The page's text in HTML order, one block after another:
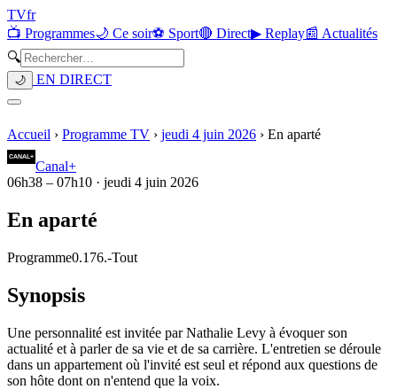
TVfr
📺 Programmes🌙 Ce soir⚽ Sport🔴 Direct▶ Replay📰 Actualités
🔍
🌙 EN DIRECT
Accueil › Programme TV › jeudi 4 juin 2026 › En aparté
Canal+
06h38 – 07h10 · jeudi 4 juin 2026
En aparté
Programme0.176.-Tout
Synopsis
Une personnalité est invitée par Nathalie Levy à évoquer son
actualité et à parler de sa vie et de sa carrière. L'entretien se déroule
dans un appartement où l'invité est seul et répond aux questions de
son hôte dont on n'entend que la voix.